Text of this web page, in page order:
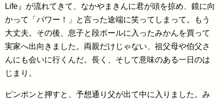
Life』が流れてきて、なかやまきんに君が頭を掠め、鏡に向
かって「パワー！」と言った途端に笑ってしまって。もう
大丈夫。その後、息子と段ボールに入ったみかんを買って
実家へ出向きました。両親だけじゃない、祖父母や伯父さ
んにも会いに行くんだ。長く、そして意味のある一日のは
じまり。
ピンポンと押すと、予想通り父が出て中に入りました。み